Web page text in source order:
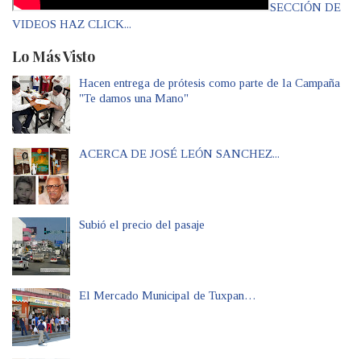
SECCIÓN DE
VIDEOS HAZ CLICK...
Lo Más Visto
Hacen entrega de prótesis como parte de la Campaña
"Te damos una Mano"
ACERCA DE JOSÉ LEÓN SANCHEZ...
Subió el precio del pasaje
El Mercado Municipal de Tuxpan…